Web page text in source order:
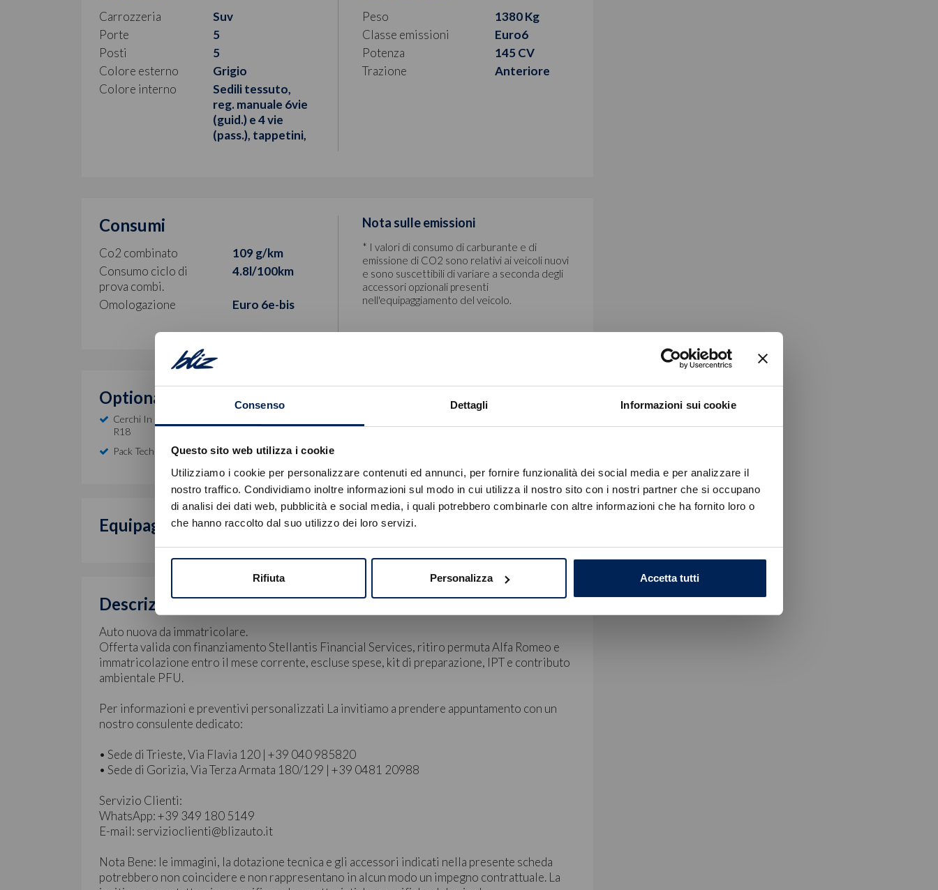
Consenso Dettagli Informazioni sui cookie
Questo sito web utilizza i cookie
Utilizziamo i cookie per personalizzare contenuti ed annunci, per fornire funzionalità dei social media e per analizzare il
nostro traffico. Condividiamo inoltre informazioni sul modo in cui utilizza il nostro sito con i nostri partner che si occupano
di analisi dei dati web, pubblicità e social media, i quali potrebbero combinarle con altre informazioni che ha fornito loro o
che hanno raccolto dal suo utilizzo dei loro servizi.
Rifiuta Personalizza Accetta tutti
Carrozzeria
Suv
Porte
5
Posti
5
Colore esterno
Grigio
Colore interno
Sedili tessuto,
reg. manuale 6vie
(guid.) e 4 vie
(pass.), tappetini,
Peso
1380 Kg
Classe emissioni
Euro6
Potenza
145 CV
Trazione
Anteriore
Consumi
Co2 combinato
109 g/km
Consumo ciclo di
prova combi.
4.8l/100km
Omologazione Euro 6e-bis
Nota sulle emissioni
* I valori di consumo di carburante e di
emissione di CO2 sono relativi ai veicoli nuovi
e sono suscettibili di variare a seconda degli
accessori opzionali presenti
nell'equipaggiamento del veicolo.
Optional inclusi
Cerchi In Lega Da 18" Fori Con Pneumatici 215/55
R18
Pack Techno
Equipaggiamento di serie
Descrizione
Auto nuova da immatricolare.
Offerta valida con finanziamento Stellantis Financial Services, ritiro permuta Alfa Romeo e
immatricolazione entro il mese corrente, escluse spese, kit di preparazione, IPT e contributo
ambientale PFU.
Per informazioni e preventivi personalizzati La invitiamo a prendere appuntamento con un
nostro consulente dedicato:
• Sede di Trieste, Via Flavia 120 | +39 040 985820
• Sede di Gorizia, Via Terza Armata 180/129 | +39 0481 20988
Servizio Clienti:
WhatsApp: +39 349 180 5149
E-mail: servizioclienti@blizauto.it
Nota Bene: le immagini, la dotazione tecnica e gli accessori indicati nella presente scheda
potrebbero non coincidere e non rappresentano in alcun modo un impegno contrattuale. La
Errore
Caricamento veicoli non riuscito